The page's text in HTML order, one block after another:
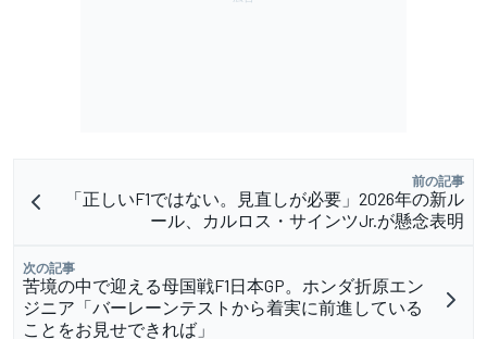
前の記事
「正しいF1ではない。見直しが必要」2026年の新ル
ール、カルロス・サインツJr.が懸念表明
次の記事
苦境の中で迎える母国戦F1日本GP。ホンダ折原エン
ジニア「バーレーンテストから着実に前進している
ことをお見せできれば」